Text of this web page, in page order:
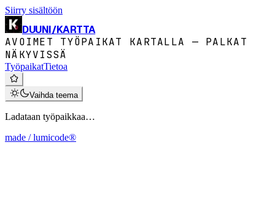
Siirry sisältöön
DUUNI/KARTTA
AVOIMET TYÖPAIKAT KARTALLA — PALKAT
NÄKYVISSÄ
TyöpaikatTietoa
Vaihda teema
Ladataan työpaikkaa…
made / lumicode®